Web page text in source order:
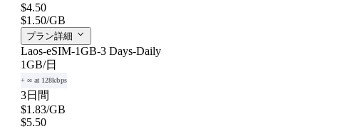
$4.50
$1.50/GB
プラン詳細
Laos-eSIM-1GB-3 Days-Daily
1GB/日
+ ∞ at 128kbps
3日間
$1.83/GB
$5.50